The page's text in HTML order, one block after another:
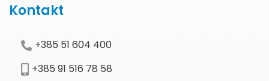
Kontakt
+385 51 604 400
+385 91 516 78 58